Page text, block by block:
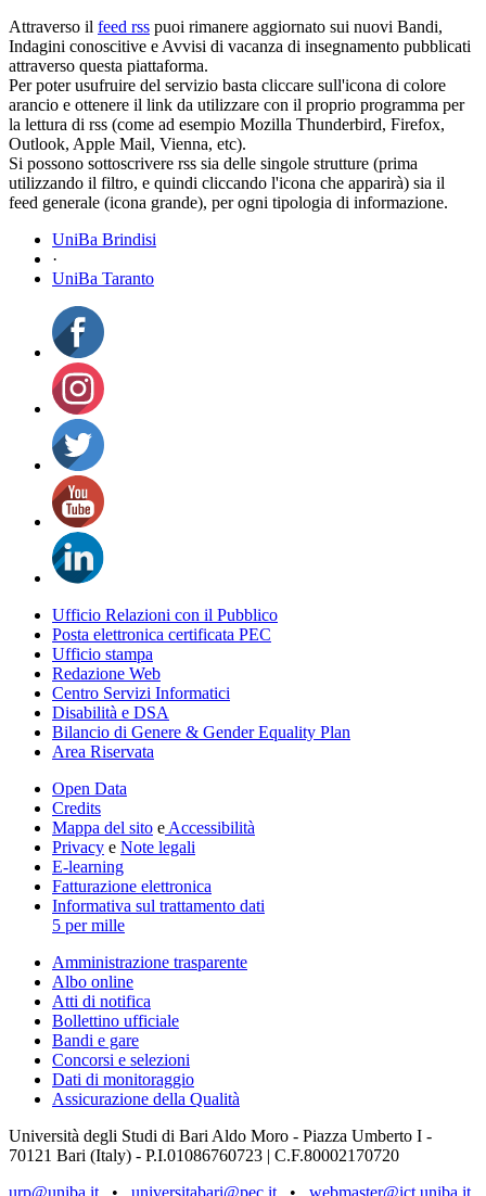
Attraverso il feed rss puoi rimanere aggiornato sui nuovi Bandi,
Indagini conoscitive e Avvisi di vacanza di insegnamento pubblicati
attraverso questa piattaforma.
Per poter usufruire del servizio basta cliccare sull'icona di colore
arancio e ottenere il link da utilizzare con il proprio programma per
la lettura di rss (come ad esempio Mozilla Thunderbird, Firefox,
Outlook, Apple Mail, Vienna, etc).
Si possono sottoscrivere rss sia delle singole strutture (prima
utilizzando il filtro, e quindi cliccando l'icona che apparirà) sia il
feed generale (icona grande), per ogni tipologia di informazione.
UniBa Brindisi
·
UniBa Taranto
Ufficio Relazioni con il Pubblico
Posta elettronica certificata PEC
Ufficio stampa
Redazione Web
Centro Servizi Informatici
Disabilità e DSA
Bilancio di Genere & Gender Equality Plan
Area Riservata
Open Data
Credits
Mappa del sito e Accessibilità
Privacy e Note legali
E-learning
Fatturazione elettronica
Informativa sul trattamento dati
5 per mille
Amministrazione trasparente
Albo online
Atti di notifica
Bollettino ufficiale
Bandi e gare
Concorsi e selezioni
Dati di monitoraggio
Assicurazione della Qualità
Università degli Studi di Bari Aldo Moro - Piazza Umberto I -
70121 Bari (Italy) - P.I.01086760723 | C.F.80002170720
urp@uniba.it • universitabari@pec.it • webmaster@ict.uniba.it